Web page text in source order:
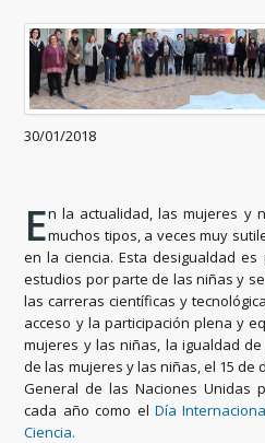
30/01/2018
En la actualidad, las mujeres y
muchos tipos, a veces muy
en la ciencia. Esta desigualdad
estudios por parte de las niñas y
las carreras científicas y
acceso y la participación plena y
mujeres y las niñas, la igualdad
de las mujeres y las niñas, el 15 de
General de las Naciones Unidas
cada año como elDía
Ciencia.